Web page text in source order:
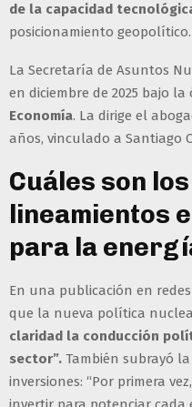
de la capacidad
posicionamiento geopolítico.
La Secretaría de Asuntos
en diciembre de 2025 bajo
Economía. La dirige el
años, vinculado a Santiago
Cuáles son
lineamientos
para la
En una publicación en
que la nueva política
claridad la conducción
sector”. También subrayó
inversiones: “Por primera